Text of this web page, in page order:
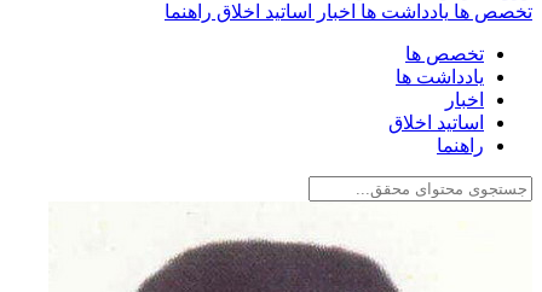
تخصص ها یادداشت ها اخبار اساتید اخلاق راهنما
تخصص ها
یادداشت ها
اخبار
اساتید اخلاق
راهنما